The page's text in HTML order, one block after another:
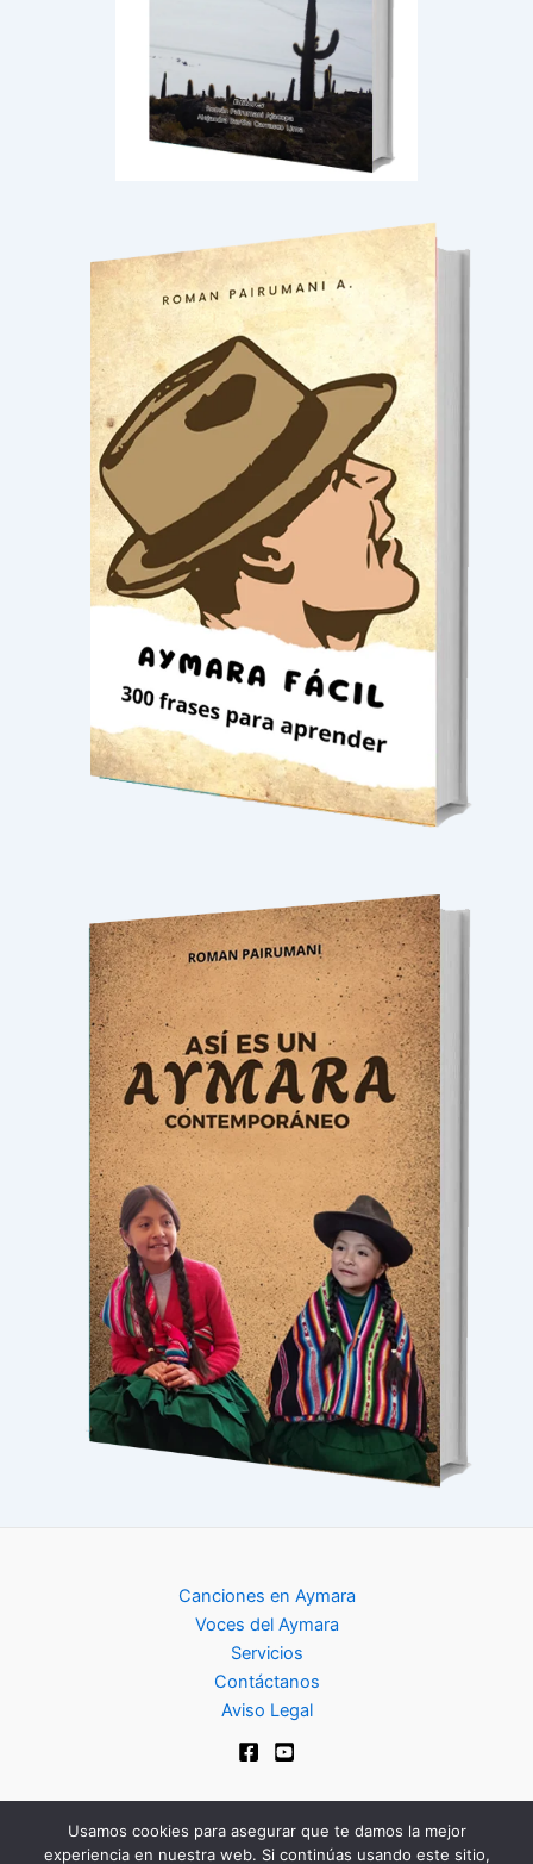
Canciones en Aymara
Voces del Aymara
Servicios
Contáctanos
Aviso Legal
Usamos cookies para asegurar que te damos la mejor
experiencia en nuestra web. Si continúas usando este sitio,